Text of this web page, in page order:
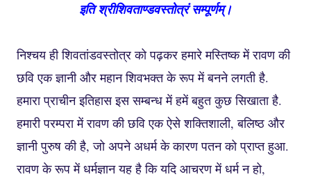
इति श्रीशिवताण्डवस्तोत्रं सम्पूर्णम्।
निश्चय ही शिवतांडवस्तोत्र को पढ़कर हमारे मस्तिष्क में रावण की
छवि एक ज्ञानी और महान शिवभक्त के रूप में बनने लगती है.
हमारा प्राचीन इतिहास इस सम्बन्ध में हमें बहुत कुछ सिखाता है.
हमारी परम्परा में रावण की छवि एक ऐसे शक्तिशाली, बलिष्ठ और
ज्ञानी पुरुष की है, जो अपने अधर्म के कारण पतन को प्राप्त हुआ.
रावण के रूप में धर्मज्ञान यह है कि यदि आचरण में धर्म न हो,